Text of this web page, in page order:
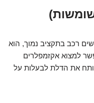
רכב בתקציב נמוך, הוא
למצוא אקזמפלרים
את הדלת לבעלות על